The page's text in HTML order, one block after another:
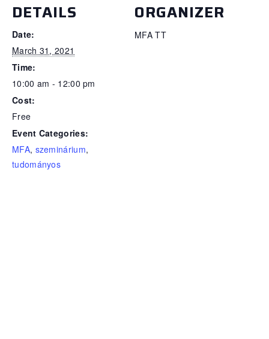
DETAILS
Date:
March 31, 2021
Time:
10:00 am - 12:00 pm
Cost:
Free
Event Categories:
MFA, szeminárium,
tudományos
ORGANIZER
MFA TT